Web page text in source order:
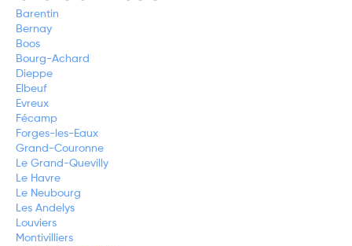
Barentin
Bernay
Boos
Bourg-Achard
Dieppe
Elbeuf
Evreux
Fécamp
Forges-les-Eaux
Grand-Couronne
Le Grand-Quevilly
Le Havre
Le Neubourg
Les Andelys
Louviers
Montivilliers